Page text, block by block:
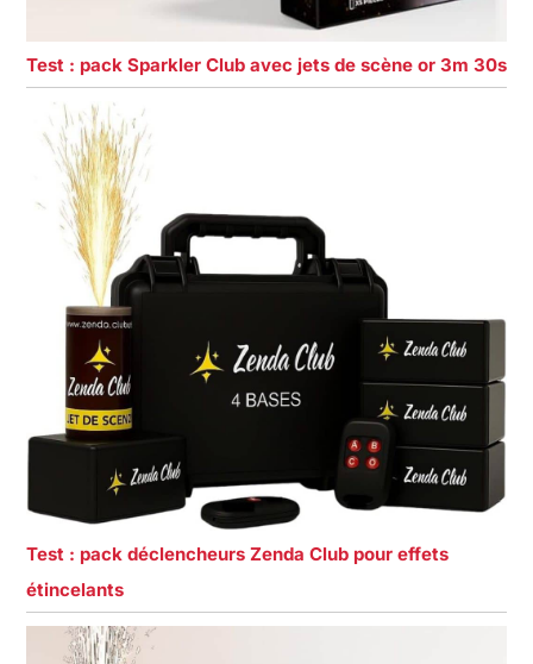
Test : pack Sparkler Club avec jets de scène or 3m 30s
Test : pack déclencheurs Zenda Club pour effets
étincelants